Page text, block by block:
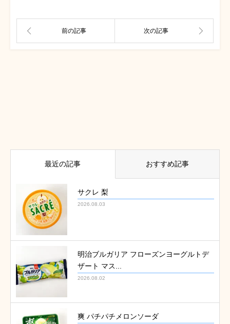
最近の記事 おすすめ記事
サクレ 梨
2026.08.03
明治ブルガリア フローズンヨーグルトデ
ザート マス...
2026.08.02
爽 パチパチメロンソーダ